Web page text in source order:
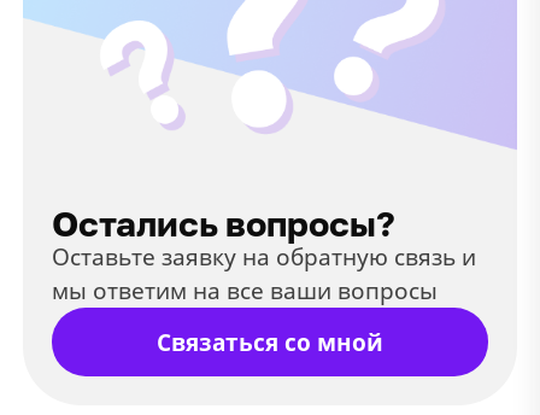
Остались вопросы?
Оставьте заявку на обратную связь и
мы ответим на все ваши вопросы
Связаться со мной